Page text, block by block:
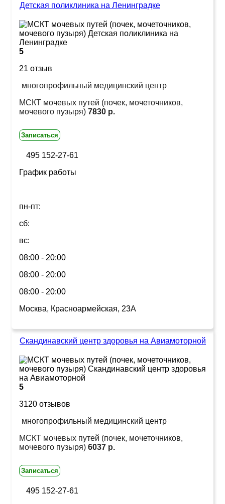
Детская поликлиника на Ленинградке
5
21 отзыв
многопрофильный медицинский центр
МСКТ мочевых путей (почек, мочеточников,
мочевого пузыря) 7830 р.
Записаться
495 152-27-61
График работы
пн-пт:
сб:
вс:
08:00 - 20:00
08:00 - 20:00
08:00 - 20:00
Москва, Красноармейская, 23А
Скандинавский центр здоровья на Авиамоторной
5
3120 отзывов
многопрофильный медицинский центр
МСКТ мочевых путей (почек, мочеточников,
мочевого пузыря) 6037 р.
Записаться
495 152-27-61